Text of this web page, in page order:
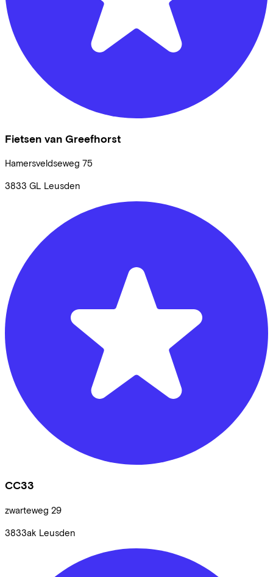
Fietsen van Greefhorst
Hamersveldseweg 75
3833 GL Leusden
CC33
zwarteweg 29
3833ak Leusden